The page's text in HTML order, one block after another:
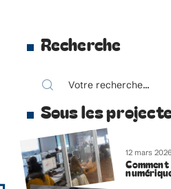
Recherche
Sous les
12 mars 2026